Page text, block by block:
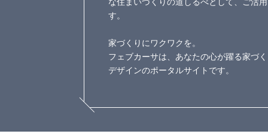
す。
家づくりにワクワクを。
フェブカーサは、あなたの心が躍る家づ
デザインのポータルサイトです。